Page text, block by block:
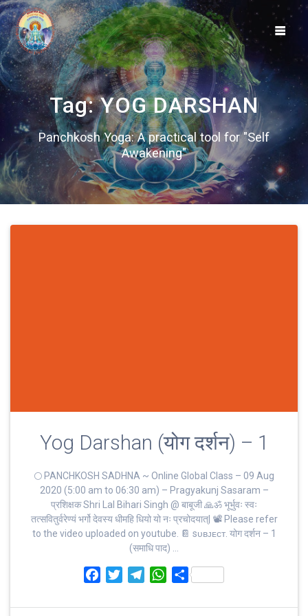
Skip
to
content
Tag:YOG DARSHAN
Panchkosh Yoga: A practical tool for "Self
Awakening"
Yog Darshan (योग दर्शन) – 1
🌕 PANCHKOSH SADHNA ~ Online Global Class – 09 Aug
2020 (5:00 am to 06:30 am) – Pragyakunj Sasaram –
प्रशिक्षक Shri Lal Bihari Singh @ बाबूजी 🙏ॐ भूर्भुवः स्‍वः
तत्‍सवितुर्वरेण्‍यं भर्गो देवस्य धीमहि धियो यो नः प्रचोदयात्‌| 📽 Please refer
to the video uploaded on youtube. 📔 sᴜʙᴊᴇᴄᴛ. योग दर्शन – 1
(समाधि पाद) …
c
i
l
W
a
S
a